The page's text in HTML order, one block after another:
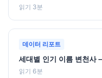
읽기 3분
데이터 리포트
세대별 인기 이름 변천
읽기 6분